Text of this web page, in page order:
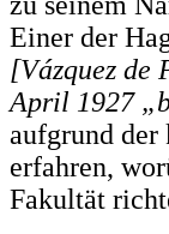
Einer der
[Vázquez de
April 1927
aufgrund
erfahren,
Fakultät